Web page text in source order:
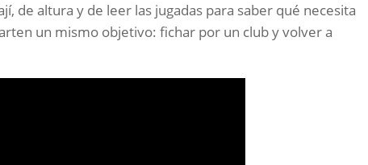
de altura y de leer las jugadas para saber qué necesita
un mismo objetivo: fichar por un club y volver a